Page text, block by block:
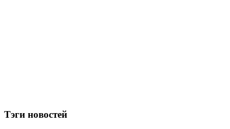
Тэги новостей